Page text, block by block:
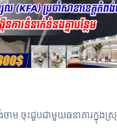
ាម ចុះជួបជាមួយធនាគារក្នុងស្រុ